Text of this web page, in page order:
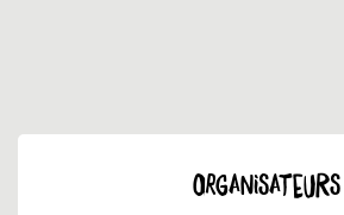
ORGANISATEURS